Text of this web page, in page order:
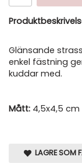
Glänsande
enkel fästning
kuddar med.
Mått: 4,5x4,5 cm
LAGRE SOM